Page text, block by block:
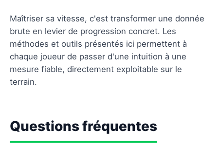
Maîtriser sa vitesse, c'est transformer une donnée
brute en levier de progression concret. Les
méthodes et outils présentés ici permettent à
chaque joueur de passer d'une intuition à une
mesure fiable, directement exploitable sur le
terrain.
Questions fréquentes